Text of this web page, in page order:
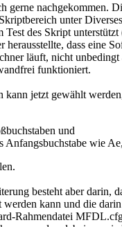
gerne nachgekommen.
unter
Test des Skript
herausstellte, dass eine
läuft, nicht unbedingt
funktioniert.
kann jetzt gewählt
und
Anfangsbuchstabe wie
besteht aber darin,
kann und die
Rahmendatei